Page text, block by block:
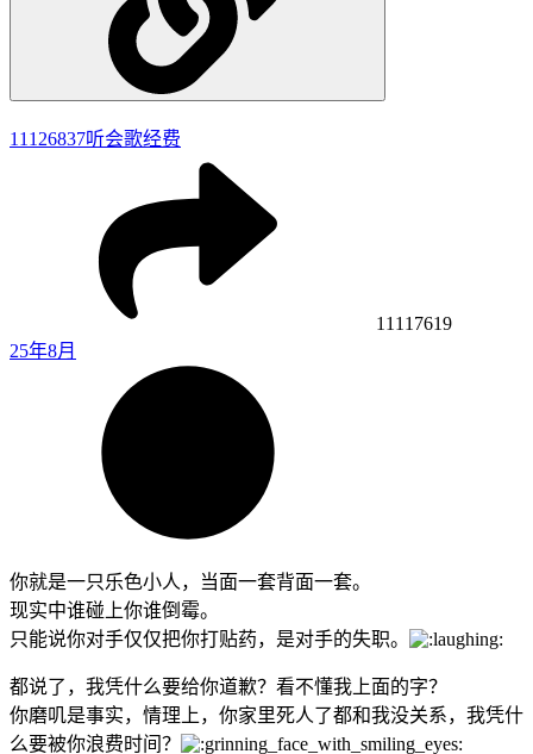
11126837听会歌经费
11117619
25年8月
你就是一只乐色小人，当面一套背面一套。
现实中谁碰上你谁倒霉。
只能说你对手仅仅把你打贴药，是对手的失职。
都说了，我凭什么要给你道歉？看不懂我上面的字？
你磨叽是事实，情理上，你家里死人了都和我没关系，我凭什
么要被你浪费时间？